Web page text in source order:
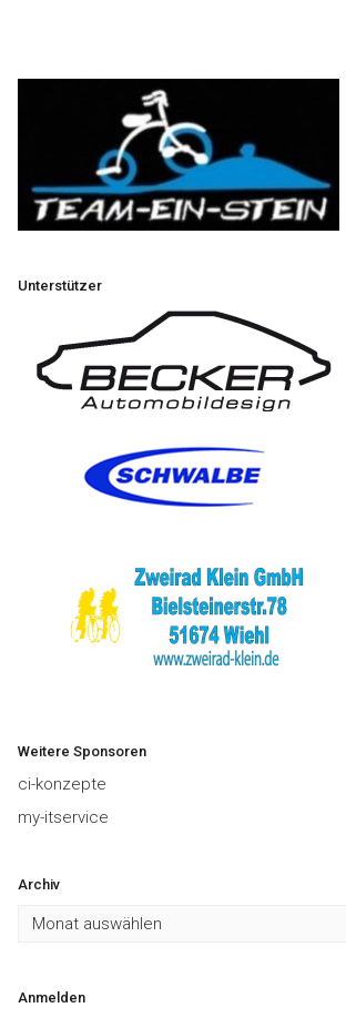
Unterstützer
Weitere Sponsoren
ci-konzepte
my-itservice
Archiv
Archiv
Anmelden